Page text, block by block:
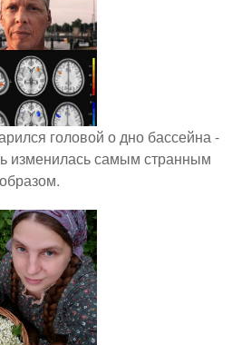
головой о дно бассейна -
изменилась самым странным
образом.